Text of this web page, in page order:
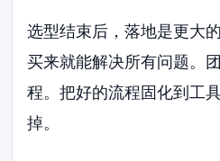
选型结束后，落地是更大
买来就能解决所有问题。
程。把好的流程固化到工
掉。